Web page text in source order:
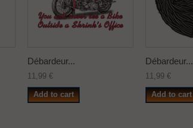
Débardeur...
11,99 €
Add to cart
Débardeur...
11,99 €
Add to cart